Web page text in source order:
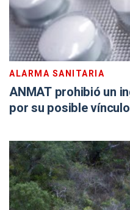
ALARMA SANITARIA
ANMAT prohibió un
por su posible